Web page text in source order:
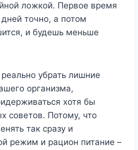
ложкой. Первое время
точно, а потом
и будешь меньше
убрать лишние
организма,
хотя бы
советов. Потому, что
так сразу и
режим и рацион питание –